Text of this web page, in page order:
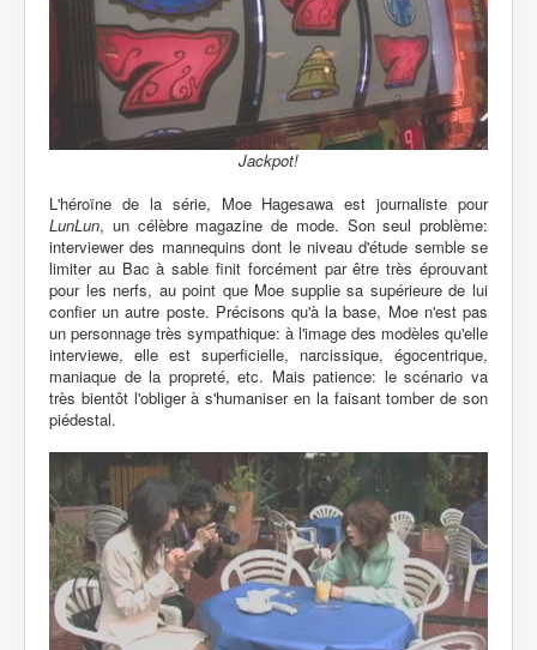
Jackpot!
L'héroïne de la série, Moe Hagesawa est journaliste pour
LunLun, un célèbre magazine de mode. Son seul problème:
interviewer des mannequins dont le niveau d'étude semble se
limiter au Bac à sable finit forcément par être très éprouvant
pour les nerfs, au point que Moe supplie sa supérieure de lui
confier un autre poste. Précisons qu'à la base, Moe n'est pas
un personnage très sympathique: à l'image des modèles qu'elle
interviewe, elle est superficielle, narcissique, égocentrique,
maniaque de la propreté, etc. Mais patience: le scénario va
très bientôt l'obliger à s'humaniser en la faisant tomber de son
piédestal.